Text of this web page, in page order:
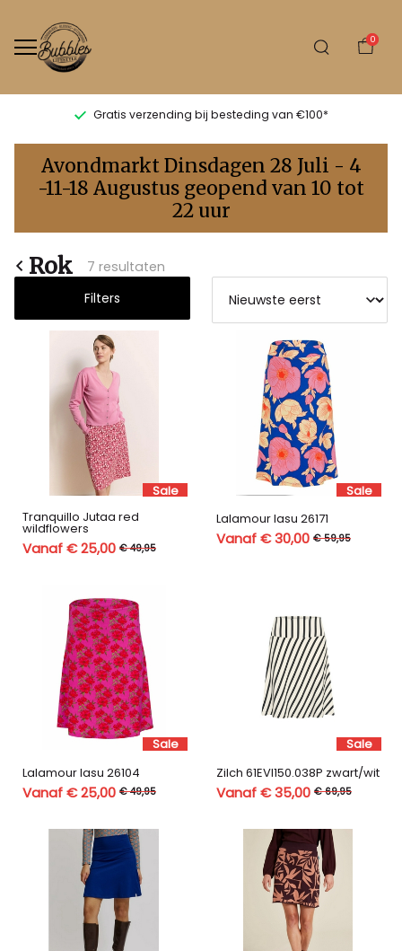
0
Gratis verzending bij besteding van €100*
Rok
Bubbles
Sluis
Avondmarkt Dinsdagen 28 Juli - 4
-11-18 Augustus geopend van 10 tot
22 uur
Rok
7 resultaten
Filters
Sale
Tranquillo Jutaa red
wildflowers
Vanaf € 25,00 € 49,95
Sale
Lalamour lasu 26171
Vanaf € 30,00 € 59,95
Sale
Lalamour lasu 26104
Vanaf € 25,00 € 49,95
Sale
Zilch 61EVI150.038P zwart/wit
Vanaf € 35,00 € 69,95